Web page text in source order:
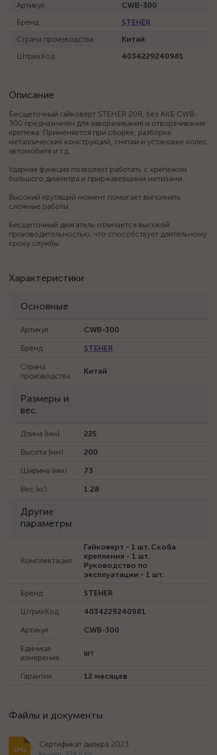
Артикул
CWB-300
Бренд
STEHER
Страна производства
Китай
ШтрихКод
4034229240981
Описание
Бесщеточный гайковерт STEHER 20В, без АКБ CWB-
300 предназначен для заворачивания и отворачивания
крепежа. Применяется при сборке, разборке
металлических конструкций, снятии и установке колес
автомобиля и т.д.
Ударная функция позволяет работать с крепежом
большого диаметра и приржавевшими метизами.
Высокий крутящий момент помогает выполнять
сложные работы.
Бесщеточный двигатель отличается высокой
производительностью, что способствует длительному
сроку службы.
Характеристики
Основные
Артикул
CWB-300
Бренд
STEHER
Страна
производства
Китай
Размеры и
вес
Длина (мм)
225
Высота (мм)
200
Ширина (мм)
73
Вес (кг)
1.28
Другие
параметры
Комплектация
Гайковерт - 1 шт. Скоба
крепления - 1 шт.
Руководство по
эксплуатации - 1 шт.
Бренд
STEHER
ШтрихКод
4034229240981
Артикул
CWB-300
Единица
измерения
шт
Гарантия 12 месяцев
Файлы и документы
Сертификат дилера 2023